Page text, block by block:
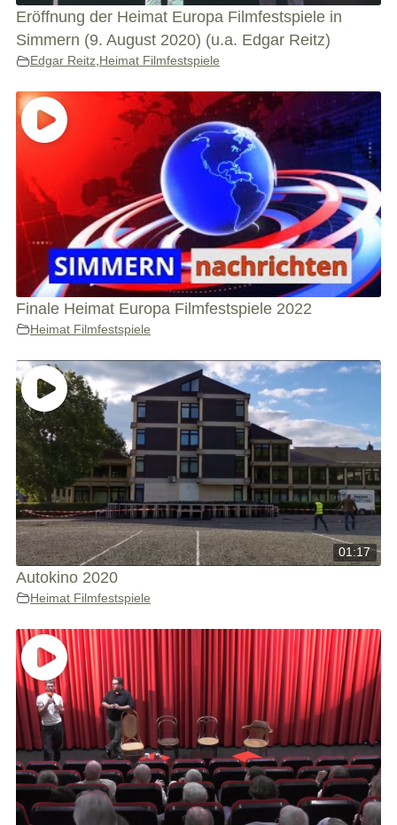
Eröffnung der Heimat Europa Filmfestspiele in
Simmern (9. August 2020) (u.a. Edgar Reitz)
Edgar Reitz, Heimat Filmfestspiele
Finale Heimat Europa Filmfestspiele 2022
Heimat Filmfestspiele
01:17
Autokino 2020
Heimat Filmfestspiele